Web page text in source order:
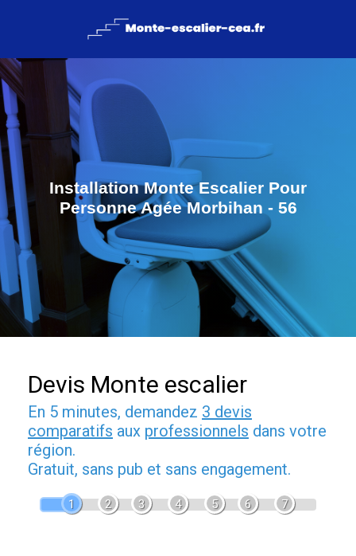
Installation Monte Escalier Pour
Personne Agée Morbihan - 56
Devis Monte escalier
En 5 minutes, demandez 3 devis
comparatifs aux professionnels dans votre
région.
Gratuit, sans pub et sans engagement.
1 2 3 4 5 6 7